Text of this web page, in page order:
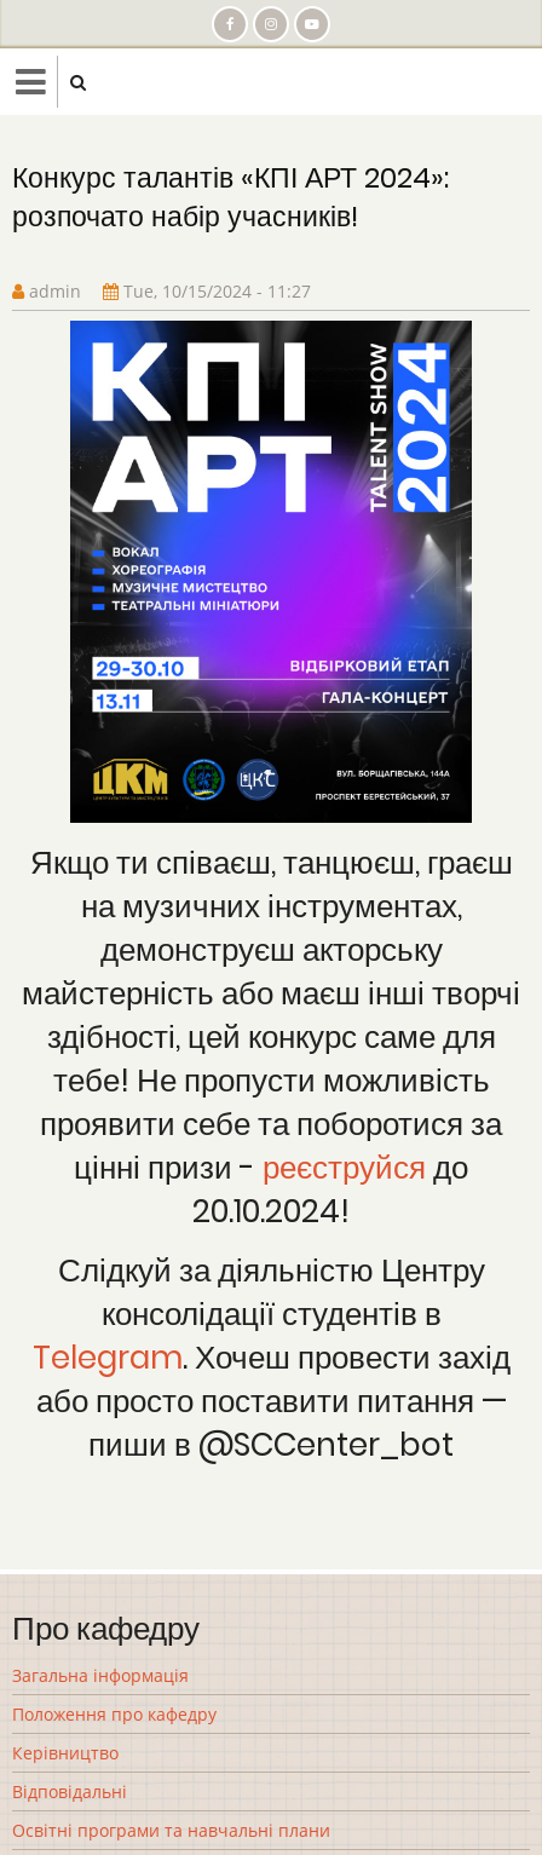
to
main
content
Конкурс талантів «КПІ АРТ 2024»:
розпочато набір учасників!
admin Tue, 10/15/2024 - 11:27
Якщо ти співаєш, танцюєш, граєш
на музичних інструментах,
демонструєш акторську
майстерність або маєш інші творчі
здібності, цей конкурс саме для
тебе! Не пропусти можливість
проявити себе та поборотися за
цінні призи - реєструйсядо
20.10.2024!
Слідкуй за діяльністю Центру
консолідації студентів в
Telegram. Хочеш провести захід
або просто поставити питання —
пиши в @SCCenter_bot
Про кафедру
Загальна інформація
Положення про кафедру
Керівництво
Відповідальні
Освітні програми та навчальні плани